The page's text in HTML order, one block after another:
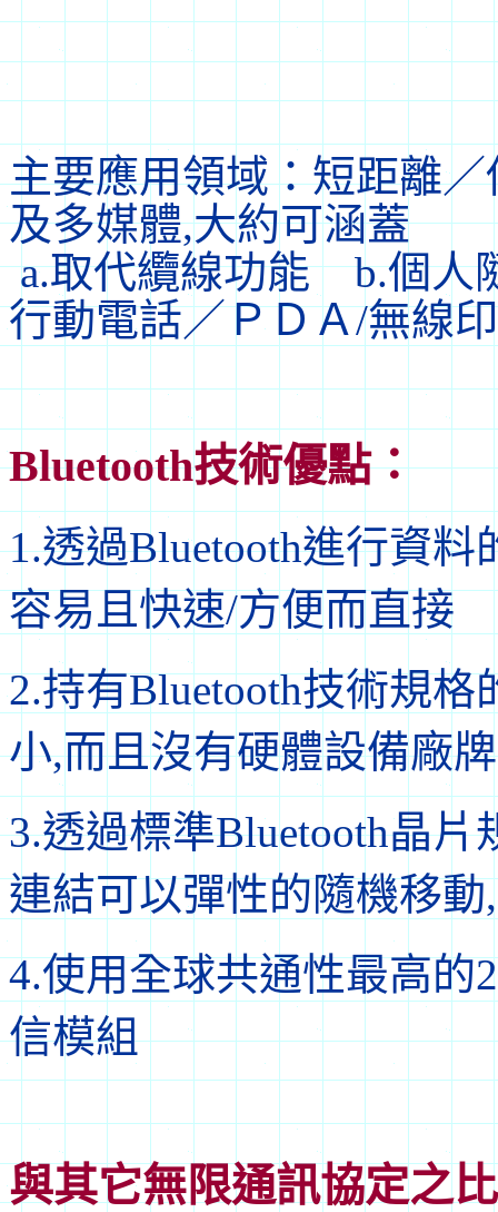
主要應用領域：短距離
及多媒體,大約可涵蓋
a.取代纜線功能 b.個人
行動電話／ＰＤＡ/無線
Bluetooth技術優點：
1.透過Bluetooth進行資
容易且快速/方便而直接
2.持有Bluetooth技術規
小,而且沒有硬體設備廠
3.透過標準Bluetooth晶
連結可以彈性的隨機移
4.使用全球共通性最高的
信模組
與其它無限通訊協定之